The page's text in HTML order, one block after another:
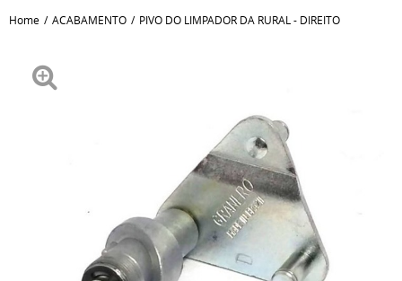
Home ACABAMENTO PIVO DO LIMPADOR DA RURAL - DIREITO